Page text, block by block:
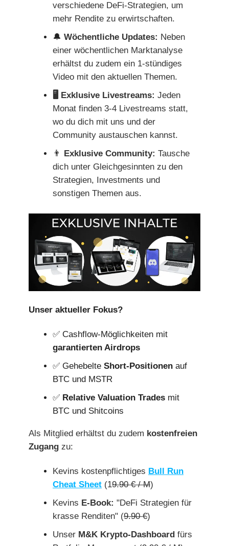
verschiedene DeFi-Strategien, um
mehr Rendite zu erwirtschaften.
🔔 Wöchentliche Updates: Neben
einer wöchentlichen Marktanalyse
erhältst du zudem ein 1-stündiges
Video mit den aktuellen Themen.
🖥️ Exklusive Livestreams: Jeden
Monat finden 3-4 Livestreams statt,
wo du dich mit uns und der
Community austauschen kannst.
👨
Exklusive Community: Tausche
dich unter Gleichgesinnten zu den
Strategien, Investments und
sonstigen Themen aus.
Unser aktueller Fokus?
✅ Cashflow-Möglichkeiten mit
garantierten Airdrops
✅ Gehebelte Short-Positionen auf
BTC und MSTR
✅ Relative Valuation Trades mit
BTC und Shitcoins
Als Mitglied erhältst du zudem kostenfreien
Zugang zu:
Kevins kostenpflichtiges Bull Run
Cheat Sheet (19.90 € / M)
Kevins E-Book: "DeFi Strategien für
krasse Renditen" (9.90 €)
Unser M&K Krypto-Dashboard fürs